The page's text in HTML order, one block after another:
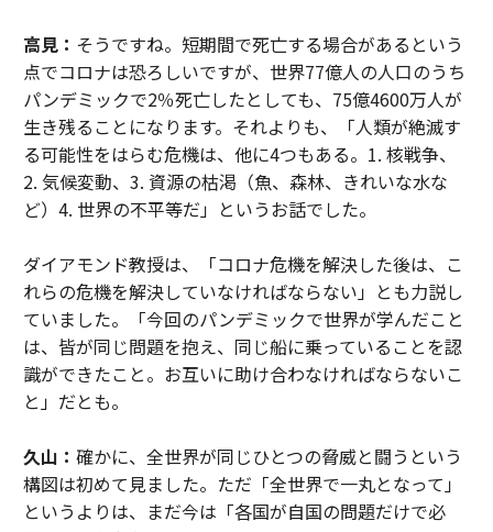
高見： そうですね。短期間で死亡する場合があるという
点でコロナは恐ろしいですが、世界77億人の人口のうち
パンデミックで2％死亡したとしても、75億4600万人が
生き残ることになります。それよりも、「人類が絶滅す
る可能性をはらむ危機は、他に4つもある。1. 核戦争、
2. 気候変動、3. 資源の枯渇（魚、森林、きれいな水な
ど）4. 世界の不平等だ」というお話でした。
ダイアモンド教授は、「コロナ危機を解決した後は、こ
れらの危機を解決していなければならない」とも力説し
ていました。「今回のパンデミックで世界が学んだこと
は、皆が同じ問題を抱え、同じ船に乗っていることを認
識ができたこと。お互いに助け合わなければならないこ
と」だとも。
久山： 確かに、全世界が同じひとつの脅威と闘うという
構図は初めて見ました。ただ「全世界で一丸となって」
というよりは、まだ今は「各国が自国の問題だけで必